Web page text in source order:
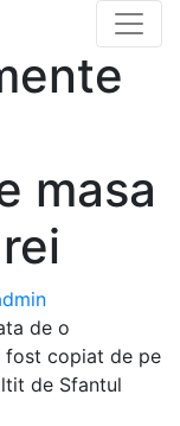
masa
de o
fost copiat de pe
de Sfantul